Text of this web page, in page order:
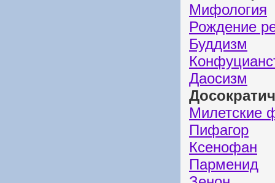
Мифология
Рождение
Буддизм
Даосизм
Милетские
Пифагор
Ксенофан
Парменид